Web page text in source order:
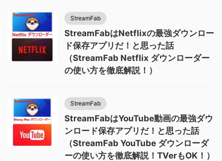
StreamFab
StreamFabはNetflixの最強ダウンロー
ド保存アプリだ！と思った話
（StreamFab Netflix ダウンローダー
の使い方を徹底解説！）
StreamFab
StreamFabはYouTube動画の最強ダウ
ンロード保存アプリだ！と思った話
（StreamFab YouTube ダウンローダ
ーの使い方を徹底解説！TVerもOK！）